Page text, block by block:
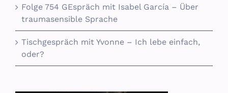
Folge 754 GEspräch mit Isabel García – Über
traumasensible Sprache
Tischgespräch mit Yvonne – Ich lebe einfach,
oder?